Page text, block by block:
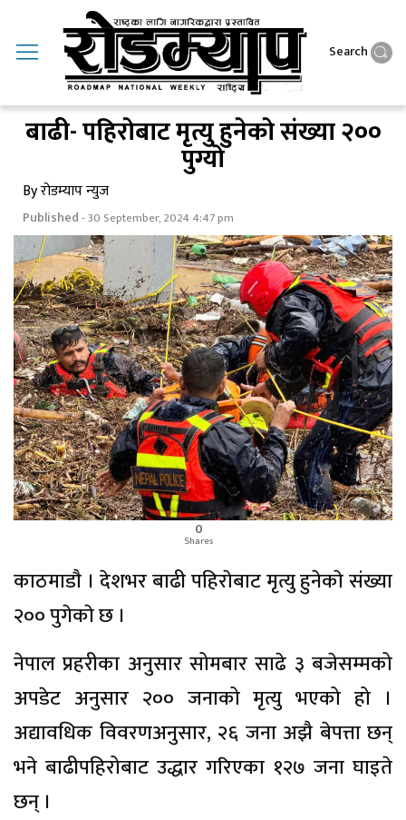
Search
बाढी- पहिराेबाट मृत्यु हुनेकाे संख्या २००
पुग्याे
By रोडम्याप न्युज
Published- 30 September, 2024 4:47 pm
0
Shares
काठमाडाै । देशभर बाढी पहिराेबाट मृत्यु हुनेकाे संख्या
२०० पुगेकाे छ ।
नेपाल प्रहरीका अनुसार सोमबार साढे ३ बजेसम्मको
अपडेट अनुसार २०० जनाको मृत्यु भएको हो ।
अद्यावधिक विवरणअनुसार, २६ जना अझै बेपत्ता छन्
भने बाढीपहिरोबाट उद्धार गरिएका १२७ जना घाइते
छन् ।